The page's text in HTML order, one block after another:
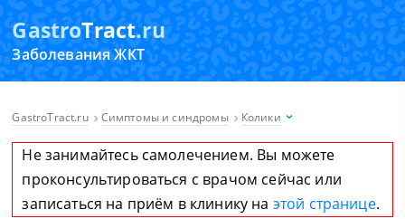
GastroTract.ru
Заболевания ЖКТ
GastroTract.ru Симптомы и синдромы Колики
Не занимайтесь самолечением. Вы можете
проконсультироваться с врачом сейчас или
записаться на приём в клинику на этой странице.